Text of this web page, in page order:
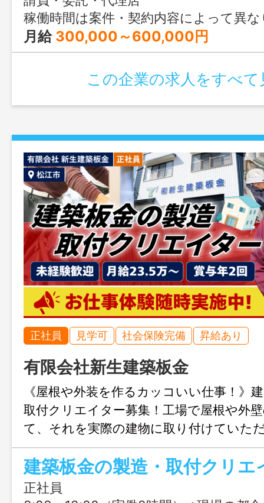
稼働時間は案件・契約内容によって異
月給 300,000～600,000円
この企業の求人をすべて
正社員 見学可 社会保険完備 昇給あり
有限会社新生建築板金
《屋根や外装を作るカッコいい仕事！》
取付クリエイター募集！工場で屋根や外
て、それを実際の建物に取り付けていた
「ザ・建設業」というよりは、自分の手
「巨大なモノづくり」に近い感覚の専門
建築板金の製造・取付クリエ
正社員